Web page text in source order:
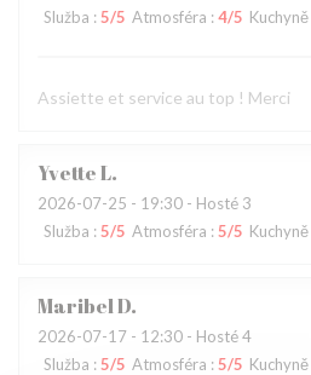
Služba : 5/5 Atmosféra : 4/5 Kuchyně
Assiette et service au top ! Merci
YvetteL
2026-07-25 - 19:30 - Hosté 3
Služba : 5/5 Atmosféra : 5/5 Kuchyně
MaribelD
2026-07-17 - 12:30 - Hosté 4
Služba : 5/5 Atmosféra : 5/5 Kuchyně